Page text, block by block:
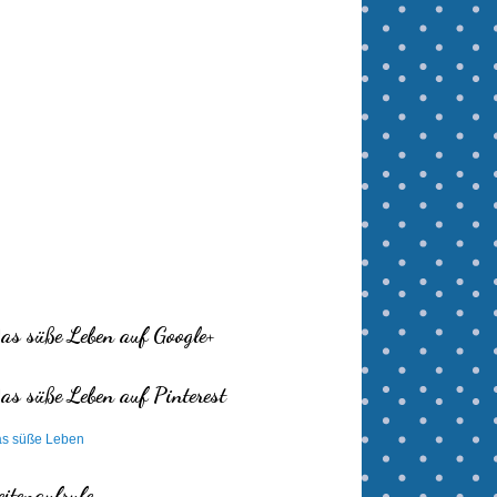
süße Leben auf Google+
süße Leben auf Pinterest
süße Leben